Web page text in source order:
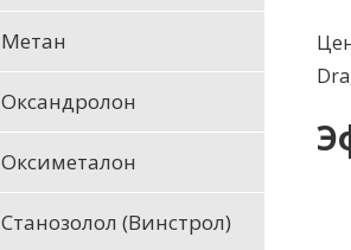
Метан
Оксандролон
Оксиметалон
Станозолол (Винстрол)